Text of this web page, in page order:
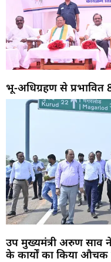
भू-अधिग्रहण से प्रभावित
उप मुख्यमंत्री अरुण साव
के कार्यों का किया औचक